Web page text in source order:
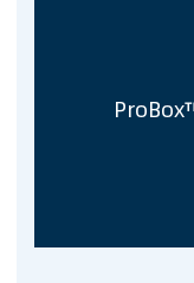
mRNA CDMO
关于我们